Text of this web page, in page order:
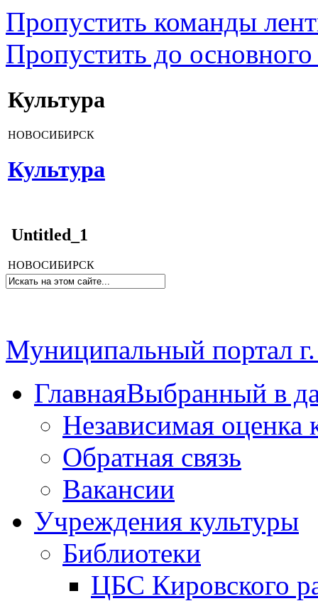
Пропустить команды
Пропустить до основного
Культура
НОВОСИБИРСК
Культура
Untitled_1
НОВОСИБИРСК
Муниципальный портал
ГлавнаяВыбранный в
Независимая оценка
Обратная связь
Вакансии
Учреждения культуры
Библиотеки
ЦБС Кировского